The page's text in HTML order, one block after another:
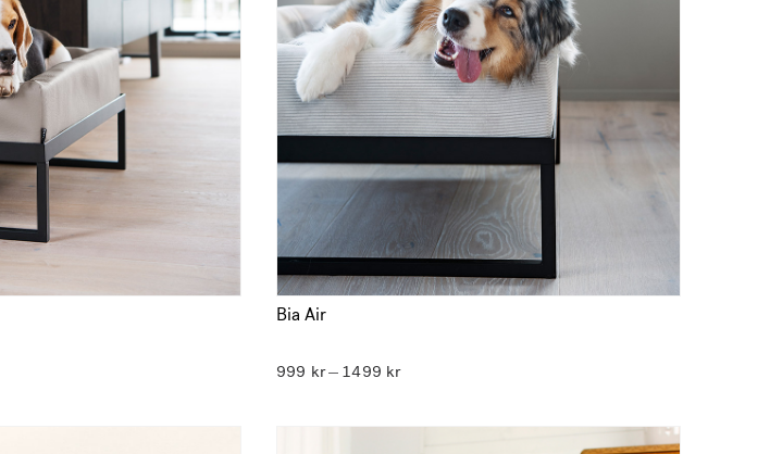
Bia Air
999 kr– 1499 krPrisintervall: